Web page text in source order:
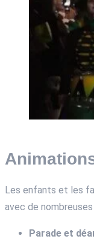
Les enfants et les
avec de
Parade et